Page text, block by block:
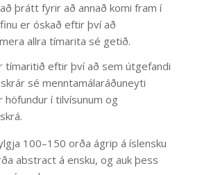
þrátt fyrir að annað komi fram í
er óskað eftir því að
allra tímarita sé getið.
tímaritið eftir því að sem útgefandi
sé menntamálaráðuneyti
höfundur í tilvísunum og
100–150 orða ágrip á íslensku
abstract á ensku, og auk þess